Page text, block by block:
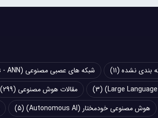
بندی نشده (11) شبکه های عصبی مصنوعی (Artificial Neural Networks - ANN)
(3) مقالات هوش مصنوعی (299)
هوش مصنوعی خودمختار (Autonomous AI) (5)